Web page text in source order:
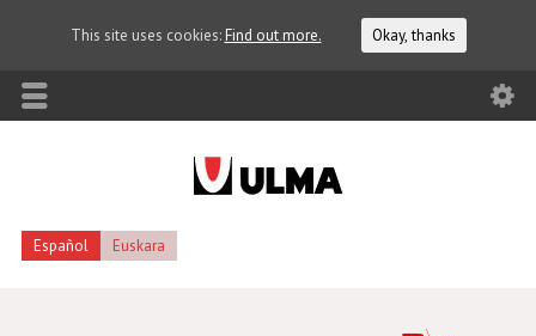
Español Euskara
This site uses cookies: Find out more. Okay, thanks